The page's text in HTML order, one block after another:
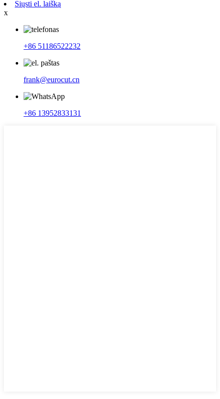
Siųsti el. laišką
x
+86 51186522232
frank@eurocut.cn
+86 13952833131